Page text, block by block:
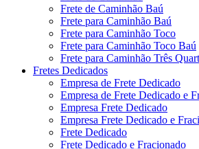
Frete de Caminhão Baú
Frete para Caminhão Baú
Frete para Caminhão Toco
Frete para Caminhão Toco Baú
Frete para Caminhão Três
Fretes Dedicados
Empresa de Frete Dedicado
Empresa de Frete Dedicado e
Empresa Frete Dedicado
Empresa Frete Dedicado e
Frete Dedicado
Frete Dedicado e Fracionado